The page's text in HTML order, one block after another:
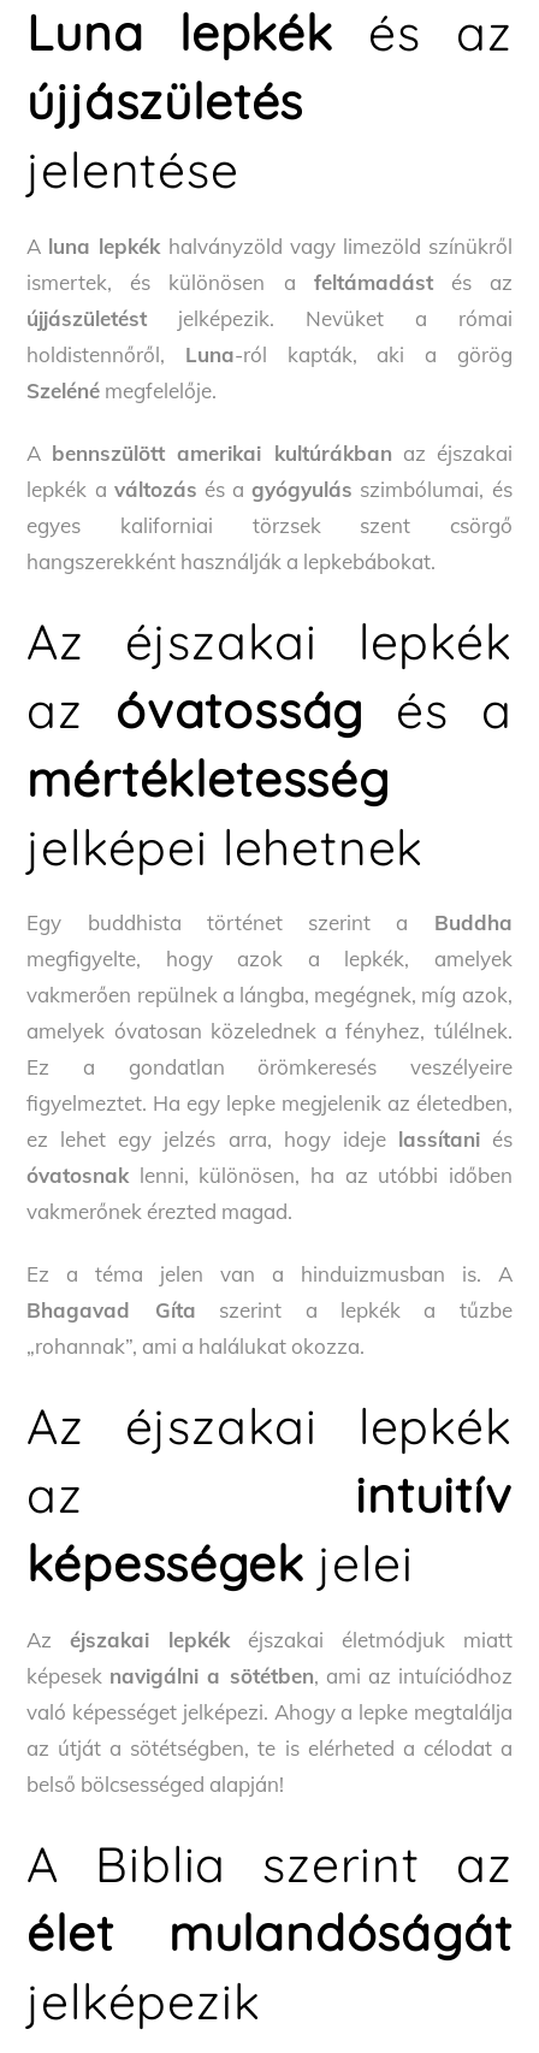
Luna lepkék és az
újjászületés
jelentése
A luna lepkék halványzöld vagy limezöld színükről
ismertek, és különösen a feltámadástés az
újjászületést jelképezik. Nevüket a római
holdistennőről, Luna-ról kapták, aki a görög
Szeléné megfelelője.
A bennszülött amerikai kultúrákban az éjszakai
lepkék a változás és agyógyulás szimbólumai, és
egyes kaliforniai törzsek szent csörgő
hangszerekként használják a lepkebábokat.
Az éjszakai lepkék
az óvatosság és a
mértékletesség
jelképei lehetnek
Egy buddhista történet szerint a Buddha
megfigyelte, hogy azok a lepkék, amelyek
vakmerően repülnek a lángba, megégnek, míg azok,
amelyek óvatosan közelednek a fényhez, túlélnek.
Ez a gondatlan örömkeresés veszélyeire
figyelmeztet. Ha egy lepke megjelenik az életedben,
ez lehet egy jelzés arra, hogy ideje lassítaniés
óvatosnak lenni, különösen, ha az utóbbi időben
vakmerőnek érezted magad.
Ez a téma jelen van a hinduizmusban is. A
Bhagavad Gíta szerint a lepkék a tűzbe
„rohannak”, ami a halálukat okozza.
Az éjszakai lepkék
az intuitív
képességek jelei
Azéjszakai lepkék éjszakai életmódjuk miatt
képesek navigálni a sötétben, ami az intuíciódhoz
való képességet jelképezi. Ahogy a lepke megtalálja
az útját a sötétségben, te is elérheted a célodat a
belső bölcsességed alapján!
A Biblia szerint az
élet mulandóságát
jelképezik